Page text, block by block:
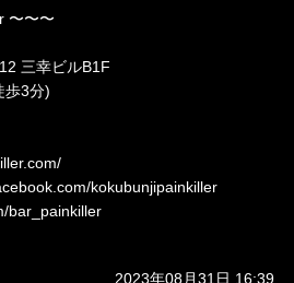
〜〜〜
三幸ビルB1F
歩3分)
kokubunjipainkiller
bar_painkiller
2023年08月31日 16:39